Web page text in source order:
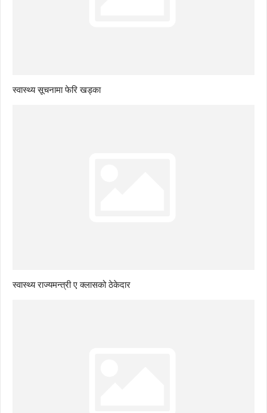
स्वास्थ्य सूचनामा फेरि खड्का
स्वास्थ्य राज्यमन्त्री ए क्लासको ठेकेदार